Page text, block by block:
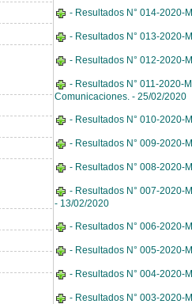
- Resultados N° 014-2020-
- Resultados N° 013-2020-
- Resultados N° 012-2020-
- Resultados N° 011-2020-
Comunicaciones. - 25/02/2020
- Resultados N° 010-2020-
- Resultados N° 009-2020-
- Resultados N° 008-2020-
- Resultados N° 007-2020-
- 13/02/2020
- Resultados N° 006-2020-
- Resultados N° 005-2020-
- Resultados N° 004-2020-
- Resultados N° 003-2020-